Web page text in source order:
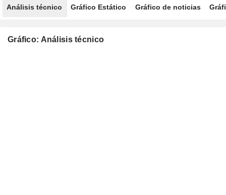
Análisis técnico Gráfico Estático Gráfico de noticias
Gráfico: Análisis técnico